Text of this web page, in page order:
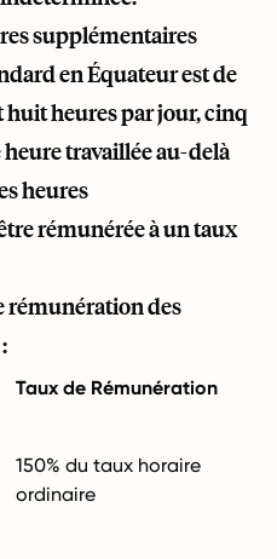
supplémentaires
en Équateur est de
heures par jour, cinq
travaillée au-delà
heures
rémunérée à un taux
rémunération des
Taux de Rémunération
150% du taux horaire
ordinaire